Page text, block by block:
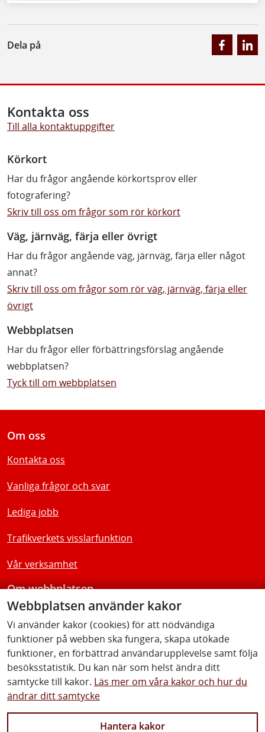
Dela på
Webbplatsen använder kakor
Vi använder kakor (cookies) för att nödvändiga
funktioner på webben ska fungera, skapa utökade
funktioner, en förbättrad användarupplevelse samt följa
besöksstatistik. Du kan när som helst ändra ditt
samtycke till kakor. Läs mer om våra kakor och hur du
ändrar ditt samtycke
Hantera kakor
Kontakta oss
Till alla kontaktuppgifter
Körkort
Har du frågor angående körkortsprov eller
fotografering?
Skriv till oss om frågor som rör körkort
Väg, järnväg, färja eller övrigt
Har du frågor angående väg, järnväg, färja eller något
annat?
Skriv till oss om frågor som rör väg, järnväg, färja eller
övrigt
Webbplatsen
Har du frågor eller förbättringsförslag angående
webbplatsen?
Tyck till om webbplatsen
Om oss
Kontakta oss
Vanliga frågor och svar
Lediga jobb
Trafikverkets visslarfunktion
Vår verksamhet
Om webbplatsen
Tillgänglighetsredogörelse
Följ oss
Facebook Youtube